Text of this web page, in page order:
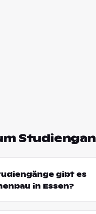
gibt es
in Essen?